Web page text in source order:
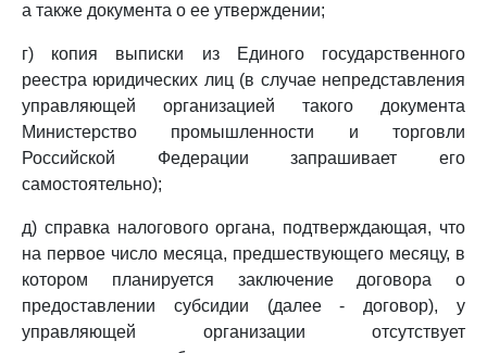
а также документа о ее утверждении;
г) копия выписки из Единого государственного
реестра юридических лиц (в случае непредставления
управляющей организацией такого документа
Министерство промышленности и торговли
Российской Федерации запрашивает его
самостоятельно);
д) справка налогового органа, подтверждающая, что
на первое число месяца, предшествующего месяцу, в
котором планируется заключение договора о
предоставлении субсидии (далее - договор), у
управляющей организации отсутствует